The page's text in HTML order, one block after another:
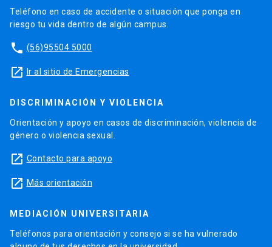
Teléfono en caso de accidente o situación que ponga en
riesgo tu vida dentro de algún campus.
phone (56)95504 5000
launch Ir al sitio de Emergencias
DISCRIMINACIÓN Y VIOLENCIA
Orientación y apoyo en casos de discriminación, violencia de
género o violencia sexual.
launch Contacto para apoyo
launch Más orientación
MEDIACIÓN UNIVERSITARIA
Teléfonos para orientación y consejo si se ha vulnerado